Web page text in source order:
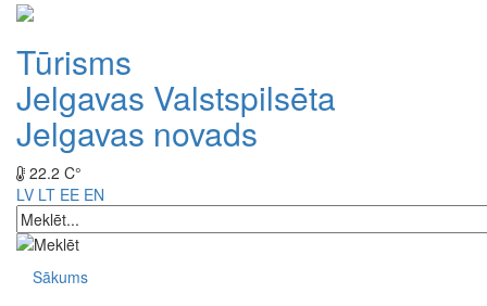
Tūrisms
Jelgavas Valstspilsēta
Jelgavas novads
22.2 C°
LV LT EE EN
Sākums